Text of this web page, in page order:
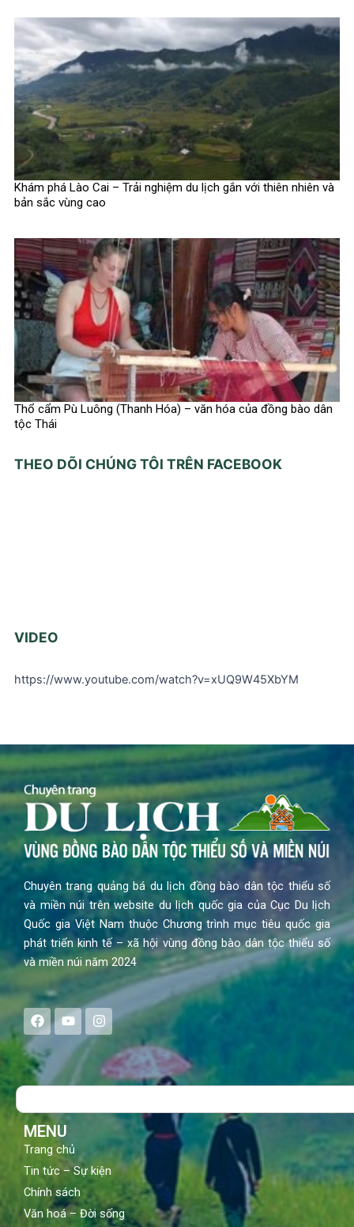
Khám phá Lào Cai – Trải nghiệm du lịch gắn với thiên nhiên và
bản sắc vùng cao
Thổ cẩm Pù Luông (Thanh Hóa) – văn hóa của đồng bào dân
tộc Thái
THEO DÕI CHÚNG TÔI TRÊN FACEBOOK
VIDEO
https://www.youtube.com/watch?v=xUQ9W45XbYM
Chuyên trang quảng bá du lịch đồng bào dân tộc thiểu số
và miền núi trên website du lịch quốc gia của Cục Du lịch
Quốc gia Việt Nam thuộc Chương trình mục tiêu quốc gia
phát triển kinh tế – xã hội vùng đồng bào dân tộc thiểu số
và miền núi năm 2024
F
a
c
e
b
o
Y
o
u
t
u
b
I
n
s
a
g
Search
MENU
Trang chủ
Tin tức – Sự kiện
Chính sách
Văn hoá – Đời sống